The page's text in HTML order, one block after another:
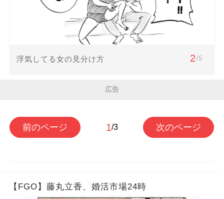
浮気してる女の見分け方 2/5
広告
前のページ 1/3 次のページ
【FGO】藤丸立香、婚活市場24時